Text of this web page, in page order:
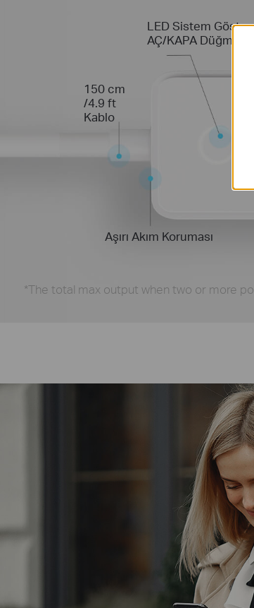
LED Sistem
AÇ/KAPA Düğmesi
150 cm
/4.9 ft
Kablo
Aşırı Akım Koruması
*The total max output when two or more